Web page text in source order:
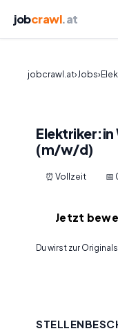
jobcrawl.at
jobcrawl.at›Jobs›
Elektriker:in
(m/w/d)
⏰ Vollzeit 📅
Jetzt
Du wirst zur